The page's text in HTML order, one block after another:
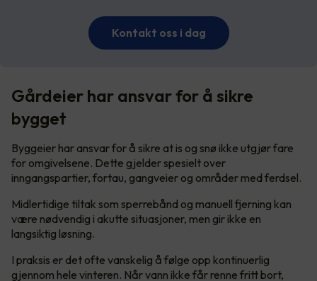
Kontakt oss i dag
Gårdeier har ansvar for å sikre
bygget
Byggeier har ansvar for å sikre at is og snø ikke utgjør fare
for omgivelsene. Dette gjelder spesielt over
inngangspartier, fortau, gangveier og områder med ferdsel.
Midlertidige tiltak som sperrebånd og manuell fjerning kan
være nødvendig i akutte situasjoner, men gir ikke en
langsiktig løsning.
I praksis er det ofte vanskelig å følge opp kontinuerlig
gjennom hele vinteren. Når vann ikke får renne fritt bort,